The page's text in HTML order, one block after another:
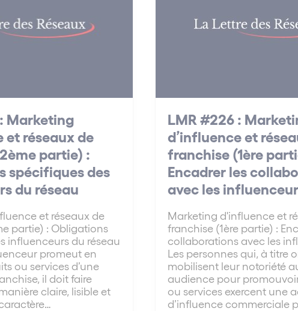
Marketing
et réseaux de
partie) :
spécifiques des
du réseau
et réseaux de
partie) : Obligations
influenceurs du réseau
promeut en
ou services d’une
il doit faire
claire, lisible et
LMR #226 :
d’influence et
franchise (1ère
Encadrer les
avec les
Marketing d'influence et
franchise (1ère partie) :
collaborations avec les
Les personnes qui, à titre
mobilisent leur notoriété
audience pour
ou services exercent une
d’influence commerciale